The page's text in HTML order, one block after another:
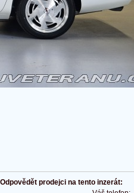
Odpovědět prodejci na tento inzerát: